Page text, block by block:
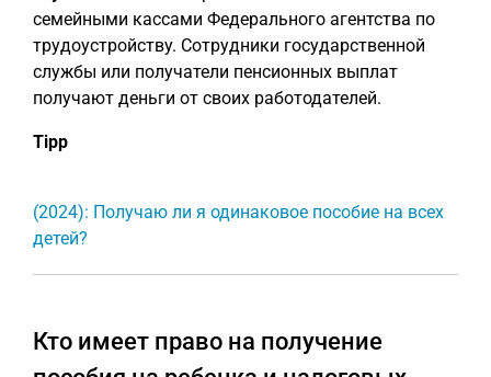
семейными кассами Федерального агентства по
трудоустройству. Сотрудники государственной
службы или получатели пенсионных выплат
получают деньги от своих работодателей.
Tipp
(2024): Получаю ли я одинаковое пособие на всех
детей?
Кто имеет право на получение